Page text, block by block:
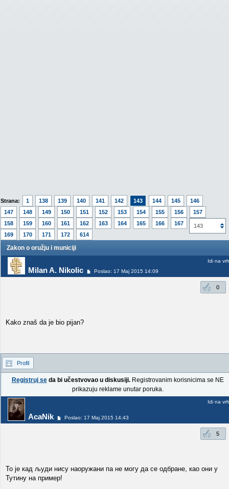
Strana: 1 138 139 140 141 142 143 144 145
146
147
148 149 150 151 152 153 154 155 156
157
158
159 160 161 162 163 164 165 166 167
168
169
170 171 172 614
143
Zakon o oružju i municiji
Milan A. Nikolic Poslao: 17 Maj 2015 14:09
Idi na vrh
0
Kako znaš da je bio pijan?
Profil
Registruj seda bi učestvovao u diskusiji.Registrovanim korisnicima se NE
prikazuju reklame unutar poruka.
AcaNik Poslao: 17 Maj 2015 14:43
Idi na vrh
5
То је кад људи нису наоружани па не могу да се одбране, као они у
Тутину на пример!